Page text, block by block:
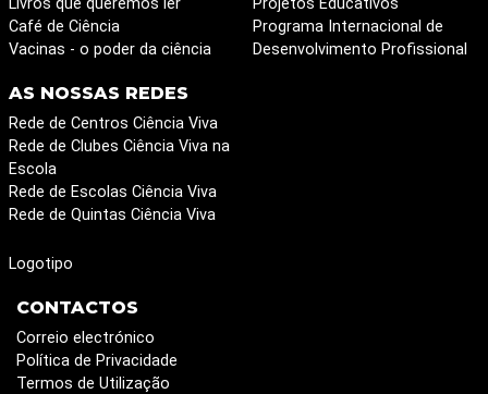
Livros que queremos ler
Café de Ciência
Vacinas - o poder da ciência
Projetos Educativos
Programa Internacional de
Desenvolvimento Profissional
AS NOSSAS REDES
Rede de Centros Ciência Viva
Rede de Clubes Ciência Viva na
Escola
Rede de Escolas Ciência Viva
Rede de Quintas Ciência Viva
Logotipo
CONTACTOS
Correio electrónico
Política de Privacidade
Termos de Utilização